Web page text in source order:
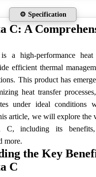
⚙️ Specification
C: A
a high-performance heat
efficient thermal
This product has
heat transfer
under ideal conditions
article, we will explore the
including its benefits,
more.
the Key
C